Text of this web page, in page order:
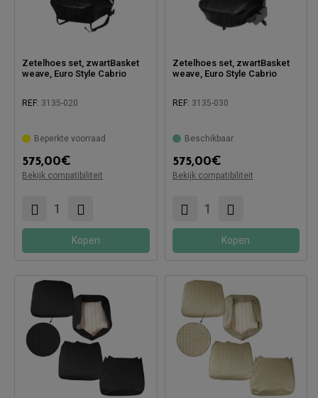
Zetelhoes set, zwartBasket
weave, Euro Style Cabrio
REF: 3135-020
Beperkte voorraad
575,00€
Bekijk compatibiliteit
Compatibel met:
Kopen
Zetelhoes set, zwartBasket
weave, Euro Style Cabrio
REF: 3135-030
Beschikbaar
575,00€
Bekijk compatibiliteit
Compatibel met:
Kopen